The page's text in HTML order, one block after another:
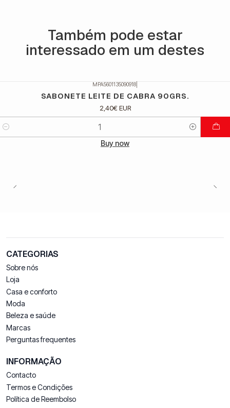
Também pode estar
interessado em um destes
MPA5601135090918
SABONETE LEITE DE CABRA 90GRS.
2,40€ EUR
Buy now
CATEGORIAS
Sobre nós
Loja
Casa e conforto
Moda
Beleza e saúde
Marcas
Perguntas frequentes
INFORMAÇÃO
Contacto
Termos e Condições
Política de Reembolso